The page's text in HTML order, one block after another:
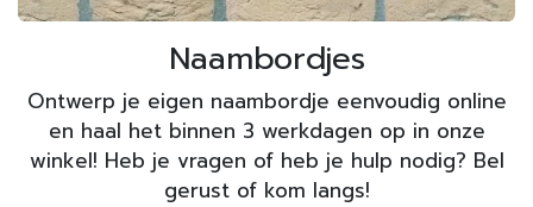
Naambordjes
Ontwerp je eigen naambordje eenvoudig online
en haal het binnen 3 werkdagen op in onze
winkel! Heb je vragen of heb je hulp nodig? Bel
gerust of kom langs!